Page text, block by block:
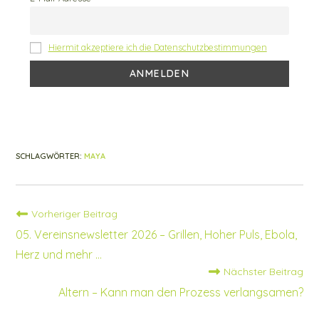
Hiermit akzeptiere ich die Datenschutzbestimmungen
SCHLAGWÖRTER:MAYA
Weitere
Artikel
ansehen
Vorheriger Beitrag
05. Vereinsnewsletter 2026 – Grillen, Hoher Puls, Ebola,
Herz und mehr …
Nächster Beitrag
Altern – Kann man den Prozess verlangsamen?